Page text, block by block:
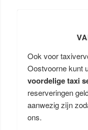
Ook voor
Oostvoorne kunt
voordelige taxi
reserveringen
aanwezig zijn
ons.